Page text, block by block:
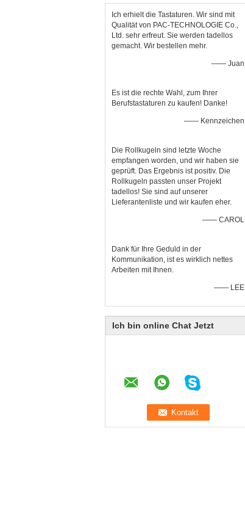
Ich erhielt die Tastaturen. Wir sind mit
Qualität von PAC-TECHNOLOGIE Co.,
Ltd. sehr erfreut. Sie werden tadellos
gemacht. Wir bestellen mehr.
—— Juan
Es ist die rechte Wahl, zum Ihrer
Berufstastaturen zu kaufen! Danke!
—— Kennzeichen
Die Rollkugeln sind letzte Woche
empfangen worden, und wir haben sie
geprüft. Das Ergebnis ist positiv. Die
Rollkugeln passten unser Projekt
tadellos! Sie sind auf unserer
Lieferantenliste und wir kaufen eher.
—— CAROL
Dank für Ihre Geduld in der
Kommunikation, ist es wirklich nettes
Arbeiten mit Ihnen.
—— LEE
Ich bin online Chat Jetzt